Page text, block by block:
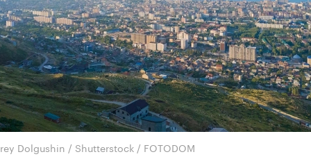
Dolgushin / Shutterstock / FOTODOM